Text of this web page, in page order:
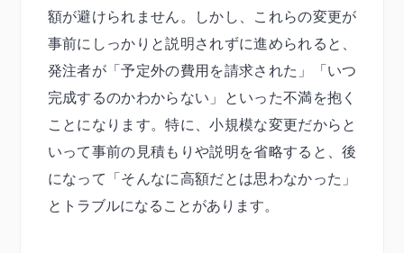
額が避けられません。しかし、これらの変更が
事前にしっかりと説明されずに進められると、
発注者が「予定外の費用を請求された」「いつ
完成するのかわからない」といった不満を抱く
ことになります。特に、小規模な変更だからと
いって事前の見積もりや説明を省略すると、後
になって「そんなに高額だとは思わなかった」
とトラブルになることがあります。